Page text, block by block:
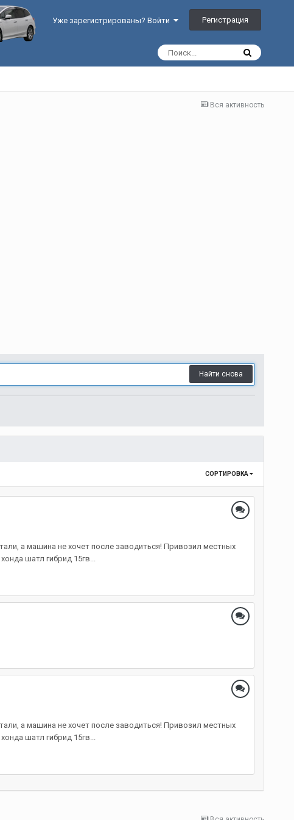
Уже зарегистрированы? Войти Регистрация
Вся активность
Найти снова
СОРТИРОВКА
а машина не хочет после заводиться! Привозил местных
шатл гибрид 15гв...
а машина не хочет после заводиться! Привозил местных
шатл гибрид 15гв...